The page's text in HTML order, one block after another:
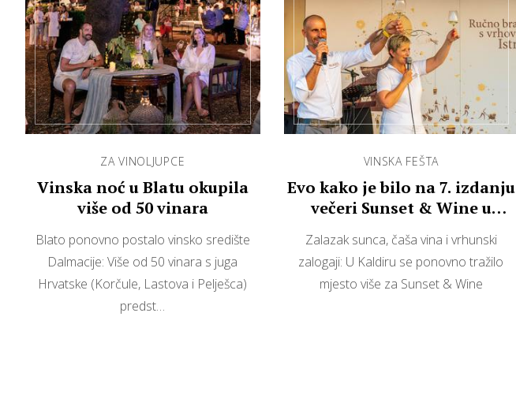
ZA VINOLJUPCE
Vinska noć u Blatu okupila
više od 50 vinara
Blato ponovno postalo vinsko središte
Dalmacije: Više od 50 vinara s juga
Hrvatske (Korčule, Lastova i Pelješca)
predst…
VINSKA FEŠTA
Evo kako je bilo na 7. izdanju
večeri Sunset & Wine u
Zalazak sunca, čaša vina i vrhunski
zalogaji: U Kaldiru se ponovno tražilo
mjesto više za Sunset & Wine